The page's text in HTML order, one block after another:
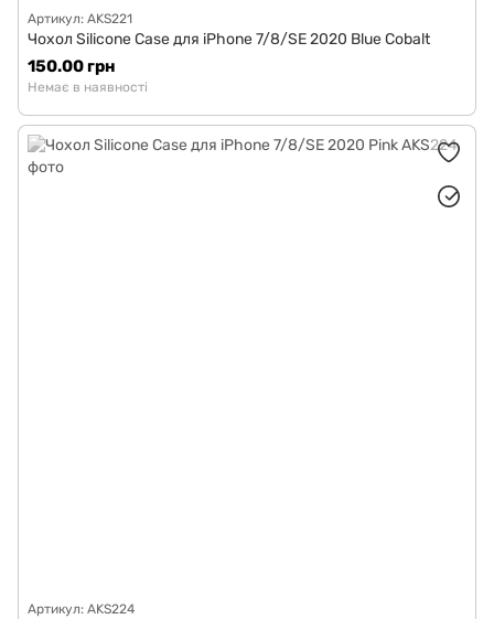
Артикул: AKS221
Чохол Silicone Case для iPhone 7/8/SE 2020 Blue Cobalt
150.00 грн
Немає в наявності
Артикул: AKS224